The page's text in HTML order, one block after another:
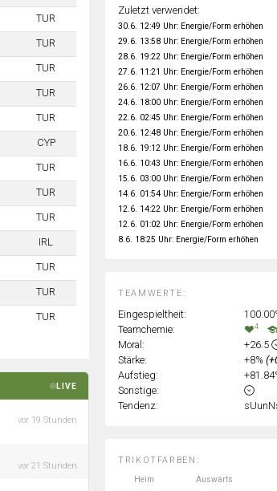
TUR
TUR
TUR
TUR
TUR
CYP
TUR
TUR
TUR
IRL
TUR
TUR
TUR
LIVE
vor 19 Stunden
vor 21 Stunden
TRIKOTFARBEN:
Heim
Auswärts
TEAMWERTE:
Eingespieltheit:
Teamchemie:
4
Moral:
+26.5
Stärke:
+8%
Aufstieg:
Sonstige:
Tendenz:
Zuletzt verwendet:
30.6. 12:49 Uhr: Energie/Form erhöhen
29.6. 13:58 Uhr: Energie/Form erhöhen
28.6. 19:22 Uhr: Energie/Form erhöhen
27.6. 11:21 Uhr: Energie/Form erhöhen
26.6. 12:07 Uhr: Energie/Form erhöhen
24.6. 18:00 Uhr: Energie/Form erhöhen
22.6. 02:45 Uhr: Energie/Form erhöhen
20.6. 12:48 Uhr: Energie/Form erhöhen
18.6. 19:12 Uhr: Energie/Form erhöhen
16.6. 10:43 Uhr: Energie/Form erhöhen
15.6. 03:00 Uhr: Energie/Form erhöhen
14.6. 01:54 Uhr: Energie/Form erhöhen
12.6. 14:22 Uhr: Energie/Form erhöhen
12.6. 01:02 Uhr: Energie/Form erhöhen
8.6. 18:25 Uhr: Energie/Form erhöhen